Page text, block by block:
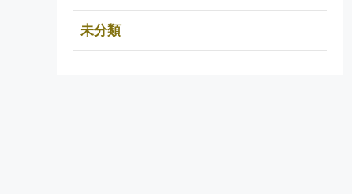
未分類